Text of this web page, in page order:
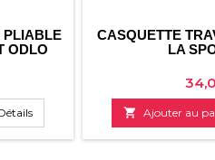
PLIABLE
ODLO
CASQUETTE
LA
Prix
 Ajouter au